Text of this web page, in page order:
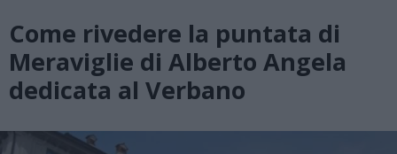
Come rivedere la puntata di
Meraviglie di Alberto Angela
dedicata al Verbano